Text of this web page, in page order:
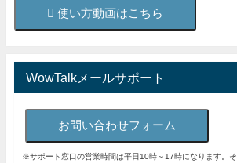
使い方動画はこちら
WowTalkメールサポート
お問い合わせフォーム
※サポート窓口の営業時間は平日10時～17時になります。